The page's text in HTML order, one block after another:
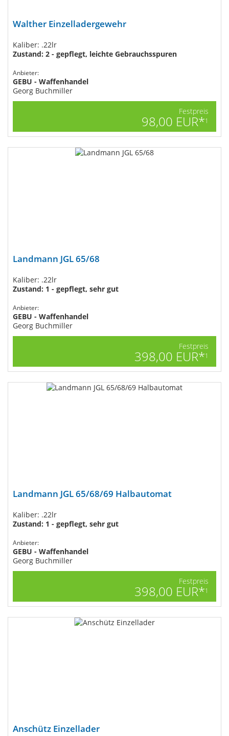
Walther Einzelladergewehr
Kaliber: .22lr
Zustand: 2 - gepflegt, leichte Gebrauchsspuren
Anbieter:
GEBU - Waffenhandel
Georg Buchmiller
Festpreis
98,00 EUR*1
Landmann JGL 65/68
Kaliber: .22lr
Zustand: 1 - gepflegt, sehr gut
Anbieter:
GEBU - Waffenhandel
Georg Buchmiller
Festpreis
398,00 EUR*1
Landmann JGL 65/68/69 Halbautomat
Kaliber: .22lr
Zustand: 1 - gepflegt, sehr gut
Anbieter:
GEBU - Waffenhandel
Georg Buchmiller
Festpreis
398,00 EUR*1
Anschütz Einzellader